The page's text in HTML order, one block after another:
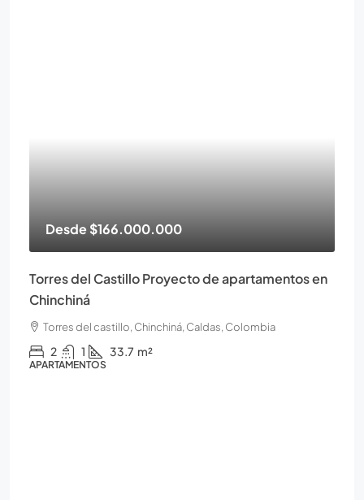
Desde$166.000.000
Torres del Castillo Proyecto de apartamentos en
Chinchiná
Torres del castillo, Chinchiná, Caldas, Colombia
2 1 33.7 m²
APARTAMENTOS